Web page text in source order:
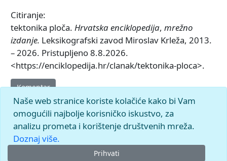
Citiranje:
tektonika ploča. Hrvatska enciklopedija, mrežno
izdanje. Leksikografski zavod Miroslav Krleža, 2013.
– 2026. Pristupljeno 8.8.2026.
<https://enciklopedija.hr/clanak/tektonika-ploca>.
Komentar
Naše web stranice koriste kolačiće kako bi Vam
omogućili najbolje korisničko iskustvo, za
analizu prometa i korištenje društvenih mreža.
Doznaj više.
Prihvati